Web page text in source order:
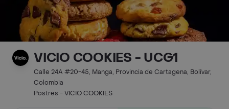
VICIO COOKIES - UCG1
Calle 24A #20-45, Manga, Provincia de Cartagena, Bolívar,
Colombia
Postres - VICIO COOKIES